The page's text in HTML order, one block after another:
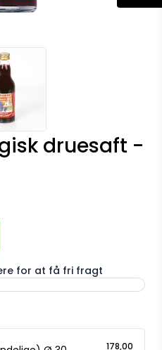
druesaft -
for at få fri fragt
178,00